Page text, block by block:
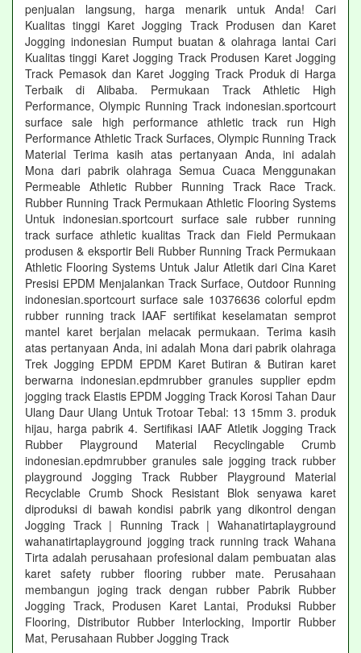
penjualan langsung, harga menarik untuk Anda! Cari
Kualitas tinggi Karet Jogging Track Produsen dan Karet
Jogging indonesian Rumput buatan & olahraga lantai Cari
Kualitas tinggi Karet Jogging Track Produsen Karet Jogging
Track Pemasok dan Karet Jogging Track Produk di Harga
Terbaik di Alibaba. Permukaan Track Athletic High
Performance, Olympic Running Track indonesian.sportcourt
surface sale high performance athletic track run High
Performance Athletic Track Surfaces, Olympic Running Track
Material Terima kasih atas pertanyaan Anda, ini adalah
Mona dari pabrik olahraga Semua Cuaca Menggunakan
Permeable Athletic Rubber Running Track Race Track.
Rubber Running Track Permukaan Athletic Flooring Systems
Untuk indonesian.sportcourt surface sale rubber running
track surface athletic kualitas Track dan Field Permukaan
produsen & eksportir Beli Rubber Running Track Permukaan
Athletic Flooring Systems Untuk Jalur Atletik dari Cina Karet
Presisi EPDM Menjalankan Track Surface, Outdoor Running
indonesian.sportcourt surface sale 10376636 colorful epdm
rubber running track IAAF sertifikat keselamatan semprot
mantel karet berjalan melacak permukaan. Terima kasih
atas pertanyaan Anda, ini adalah Mona dari pabrik olahraga
Trek Jogging EPDM EPDM Karet Butiran & Butiran karet
berwarna indonesian.epdmrubber granules supplier epdm
jogging track Elastis EPDM Jogging Track Korosi Tahan Daur
Ulang Daur Ulang Untuk Trotoar Tebal: 13 15mm 3. produk
hijau, harga pabrik 4. Sertifikasi IAAF Atletik Jogging Track
Rubber Playground Material Recyclingable Crumb
indonesian.epdmrubber granules sale jogging track rubber
playground Jogging Track Rubber Playground Material
Recyclable Crumb Shock Resistant Blok senyawa karet
diproduksi di bawah kondisi pabrik yang dikontrol dengan
Jogging Track | Running Track | Wahanatirtaplayground
wahanatirtaplayground jogging track running track Wahana
Tirta adalah perusahaan profesional dalam pembuatan alas
karet safety rubber flooring rubber mate. Perusahaan
membangun joging track dengan rubber Pabrik Rubber
Jogging Track, Produsen Karet Lantai, Produksi Rubber
Flooring, Distributor Rubber Interlocking, Importir Rubber
Mat, Perusahaan Rubber Jogging Track